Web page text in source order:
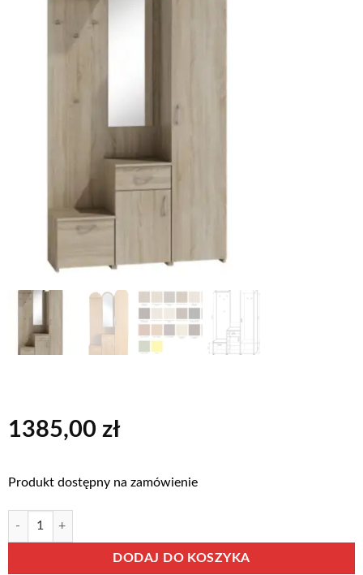
1385,00 zł
Produkt dostępny na zamówienie
ilość Zestaw mebli do przedpokoju o szerokości 120 cm - KLARA
DODAJ DO KOSZYKA
Alternative: